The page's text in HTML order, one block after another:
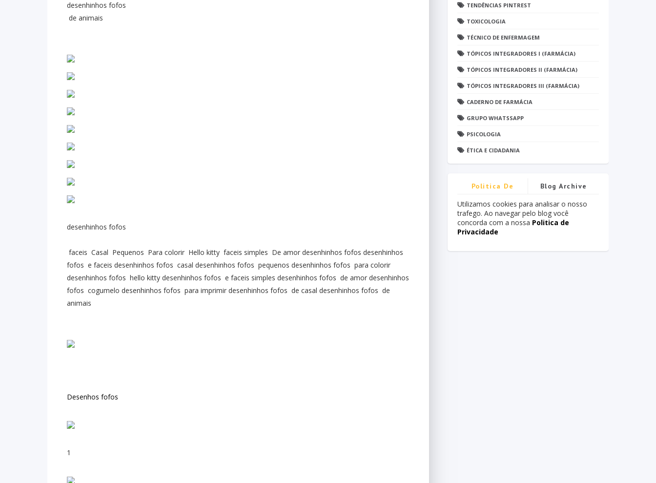
desenhinhos fofos
de animais
desenhinhos fofos
faceis Casal Pequenos Para colorir Hello kitty faceis simples De amor desenhinhos fofos desenhinhos
fofos e faceis desenhinhos fofos casal desenhinhos fofos pequenos desenhinhos fofos para colorir
desenhinhos fofos hello kitty desenhinhos fofos e faceis simples desenhinhos fofos de amor desenhinhos
fofos cogumelo desenhinhos fofos para imprimir desenhinhos fofos de casal desenhinhos fofos de
animais
Desenhos fofos
1
TENDÊNCIAS PINTREST
TOXICOLOGIA
TÉCNICO DE ENFERMAGEM
TÓPICOS INTEGRADORES I (FARMÁCIA)
TÓPICOS INTEGRADORES II (FARMÁCIA)
TÓPICOS INTEGRADORES III (FARMÁCIA)
CADERNO DE FARMÁCIA
GRUPO WHATSSAPP
PSICOLOGIA
ÉTICA E CIDADANIA
Politica De
Privacidade
Blog Archive
Utilizamos cookies para analisar o nosso
trafego. Ao navegar pelo blog você
concorda com a nossa Politica de
Privacidade